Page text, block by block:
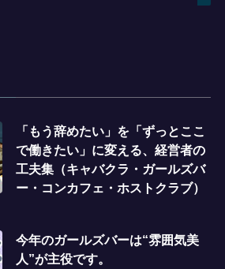
「もう辞めたい」を「ずっとここ
で働きたい」に変える、経営者の
工夫集（キャバクラ・ガールズバ
ー・コンカフェ・ホストクラブ）
今年のガールズバーは“雰囲気美
人”が主役です。